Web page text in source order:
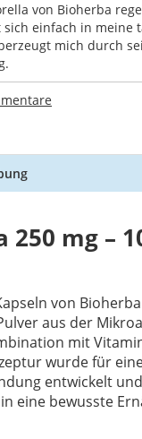
von Bioherba
sich einfach in meine
mich durch
250 mg –
von
aus der
mit
wurde für
entwickelt
eine bewusste